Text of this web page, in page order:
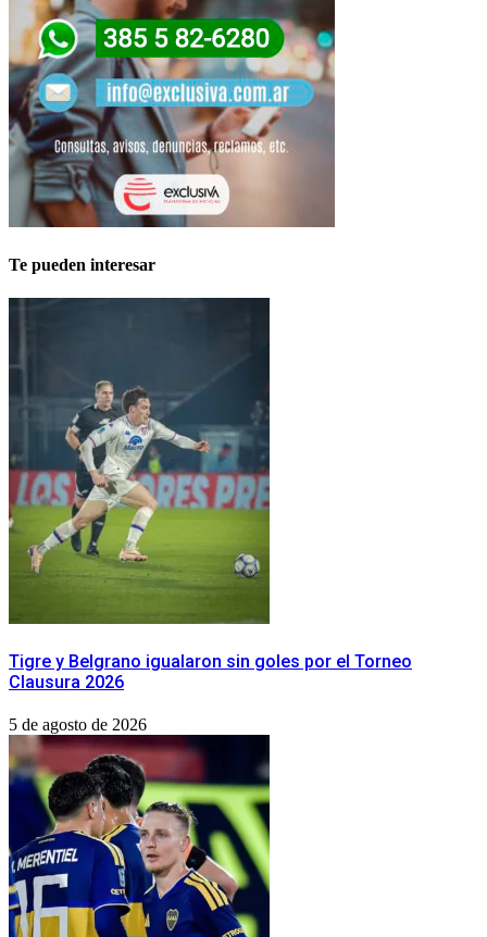
Te pueden interesar
Tigre y Belgrano igualaron sin goles por el Torneo
Clausura 2026
5 de agosto de 2026